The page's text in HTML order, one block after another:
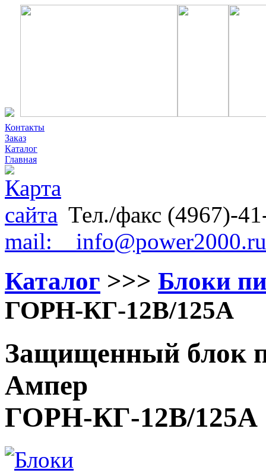
Контакты
Заказ
Каталог
Главная
Тел./факс (4967)-
mail: info@power2000.ru
Каталог >>> Блоки
ГОРН-КГ-12В/125А
Защищенный блок
Ампер
ГОРН-КГ-12В/125А